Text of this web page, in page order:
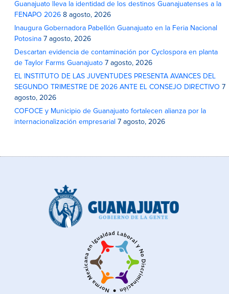
Guanajuato lleva la identidad de los destinos Guanajuatenses a la
FENAPO 2026 8 agosto, 2026
Inaugura Gobernadora Pabellón Guanajuato en la Feria Nacional
Potosina 7 agosto, 2026
Descartan evidencia de contaminación por Cyclospora en planta
de Taylor Farms Guanajuato 7 agosto, 2026
EL INSTITUTO DE LAS JUVENTUDES PRESENTA AVANCES DEL
SEGUNDO TRIMESTRE DE 2026 ANTE EL CONSEJO DIRECTIVO 7
agosto, 2026
COFOCE y Municipio de Guanajuato fortalecen alianza por la
internacionalización empresarial 7 agosto, 2026